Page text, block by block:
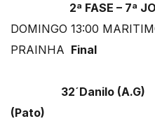
2ª FASE – 7ª
DOMINGO 13:00
PRAINHA Final
32´Danilo (A.G)
(Pato)